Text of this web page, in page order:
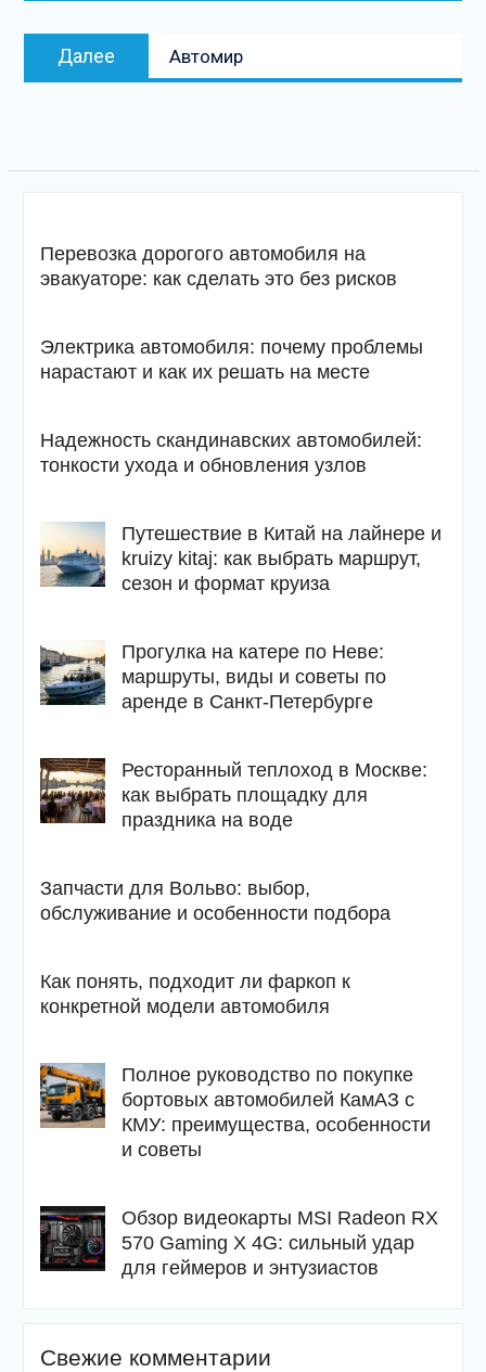
Далее
Следующая
запись
Автомир
Перевозка дорогого автомобиля на
эвакуаторе: как сделать это без рисков
Электрика автомобиля: почему проблемы
нарастают и как их решать на месте
Надежность скандинавских автомобилей:
тонкости ухода и обновления узлов
Путешествие в Китай на лайнере и
kruizy kitaj: как выбрать маршрут,
сезон и формат круиза
Прогулка на катере по Неве:
маршруты, виды и советы по
аренде в Санкт-Петербурге
Ресторанный теплоход в Москве:
как выбрать площадку для
праздника на воде
Запчасти для Вольво: выбор,
обслуживание и особенности подбора
Как понять, подходит ли фаркоп к
конкретной модели автомобиля
Полное руководство по покупке
бортовых автомобилей КамАЗ с
КМУ: преимущества, особенности
и советы
Обзор видеокарты MSI Radeon RX
570 Gaming X 4G: сильный удар
для геймеров и энтузиастов
Свежие комментарии